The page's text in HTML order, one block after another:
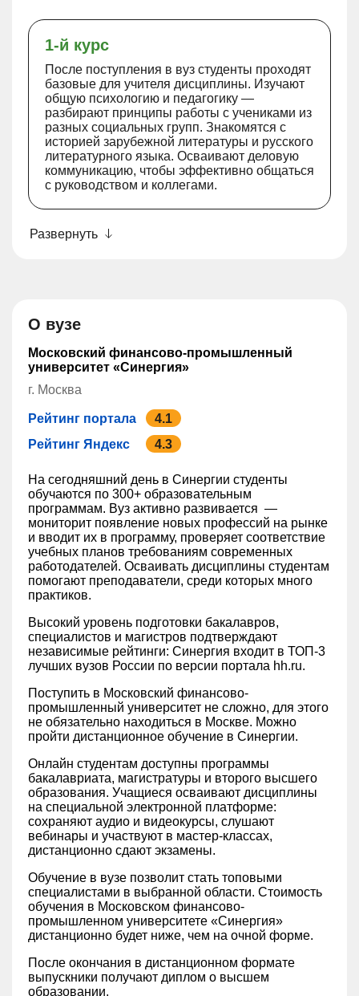
1-й курс
После поступления в вуз студенты проходят
базовые для учителя дисциплины. Изучают
общую психологию и педагогику —
разбирают принципы работы с учениками из
разных социальных групп. Знакомятся с
историей зарубежной литературы и русского
литературного языка. Осваивают деловую
коммуникацию, чтобы эффективно общаться
с руководством и коллегами.
Развернуть
О вузе
Московский финансово-промышленный
университет «Синергия»
г. Москва
Рейтинг портала
4.1
Рейтинг Яндекс
4.3
На сегодняшний день в ‎Синергии студенты‎
обучаются по 300+ образовательным
программам. Вуз активно развивается —
мониторит появление новых профессий на рынке
и вводит их в программу, проверяет соответствие
учебных планов требованиям современных
работодателей. Осваивать дисциплины студентам
помогают преподаватели, среди которых много
практиков.
Высокий уровень подготовки бакалавров,
специалистов и магистров подтверждают
независимые рейтинги: ‎Синергия входит в ТОП-3
лучших вузов России по версии портала hh.ru.
Поступить в Московский финансово-
промышленный университет не сложно, для этого
не обязательно находиться в Москве. Можно
пройти дистанционное обучение в Синергии.
Онлайн студентам доступны программы
бакалавриата, магистратуры и второго высшего
образования. Учащиеся осваивают дисциплины
на специальной электронной платформе:
сохраняют аудио и видеокурсы, слушают
вебинары и участвуют в мастер-классах,
дистанционно сдают экзамены.
Обучение в вузе позволит стать топовыми
специалистами в выбранной области. Стоимость
обучения в Московском финансово-
промышленном университете «‎Синергия»‎
дистанционно будет ниже, чем на очной форме.
После окончания в дистанционном формате
выпускники получают диплом о высшем
образовании.